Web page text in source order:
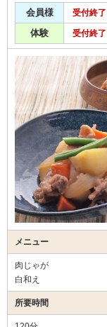
会員様 受付終了
体験 受付終了
メニュー
肉じゃが
白和え
所要時間